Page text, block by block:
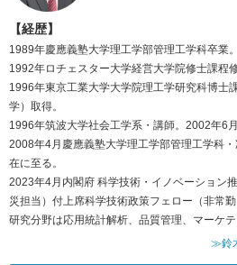
【経歴】
1989年慶應義塾大学理工学部管理工学科卒業。
1992年ロチェスター大学経営大学院修士課程修
1996年東京工業大学大学院理工学研究科博士
学）取得。
1996年筑波大学社会工学系・講師。2002年6月
2008年4月慶應義塾大学理工学部管理工学科
在に至る。
2023年4月内閣府 科学技術・イノベーション
災担当）付上席科学技術政策フェロー（非常勤
研究分野は応用統計解析、品質管理、マーケテ
≫鈴